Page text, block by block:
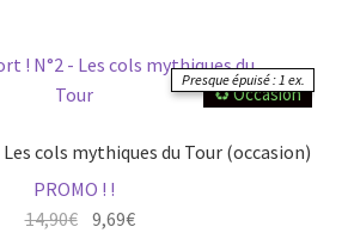
♻️ Occasion
Presque épuisé : 1 ex.
cols mythiques du Tour (occasion)
PROMO ! !
Le
14,90€Le9,69€